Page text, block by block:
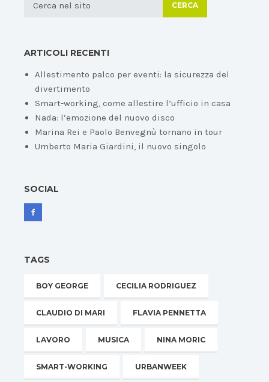
CERCA
ARTICOLI RECENTI
Allestimento palco per eventi: la sicurezza del
divertimento
Smart-working, come allestire l’ufficio in casa
Nada: l’emozione del nuovo disco
Marina Rei e Paolo Benvegnù tornano in tour
Umberto Maria Giardini, il nuovo singolo
SOCIAL
TAGS
BOY GEORGE CECILIA RODRIGUEZ
CLAUDIO DI MARI FLAVIA PENNETTA
LAVORO MUSICA NINA MORIC
SMART-WORKING URBANWEEK